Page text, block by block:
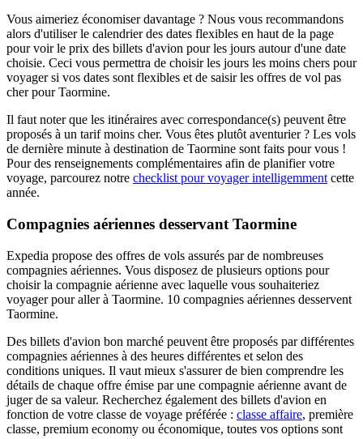
Vous aimeriez économiser davantage ? Nous vous recommandons
alors d'utiliser le calendrier des dates flexibles en haut de la page
pour voir le prix des billets d'avion pour les jours autour d'une date
choisie. Ceci vous permettra de choisir les jours les moins chers pour
voyager si vos dates sont flexibles et de saisir les offres de vol pas
cher pour Taormine.
Il faut noter que les itinéraires avec correspondance(s) peuvent être
proposés à un tarif moins cher. Vous êtes plutôt aventurier ? Les vols
de dernière minute à destination de Taormine sont faits pour vous !
Pour des renseignements complémentaires afin de planifier votre
voyage, parcourez notre checklist pour voyager intelligemment cette
année.
Compagnies aériennes desservant Taormine
Expedia propose des offres de vols assurés par de nombreuses
compagnies aériennes. Vous disposez de plusieurs options pour
choisir la compagnie aérienne avec laquelle vous souhaiteriez
voyager pour aller à Taormine. 10 compagnies aériennes desservent
Taormine.
Des billets d'avion bon marché peuvent être proposés par différentes
compagnies aériennes à des heures différentes et selon des
conditions uniques. Il vaut mieux s'assurer de bien comprendre les
détails de chaque offre émise par une compagnie aérienne avant de
juger de sa valeur. Recherchez également des billets d'avion en
fonction de votre classe de voyage préférée : classe affaire, première
classe, premium economy ou économique, toutes vos options sont